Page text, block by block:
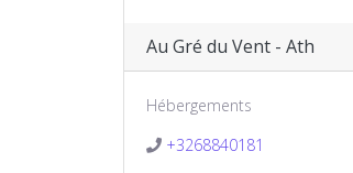
Au Gré du Vent - Ath
Hébergements
+3268840181